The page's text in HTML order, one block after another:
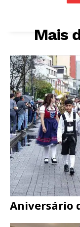
Mais
Aniversário